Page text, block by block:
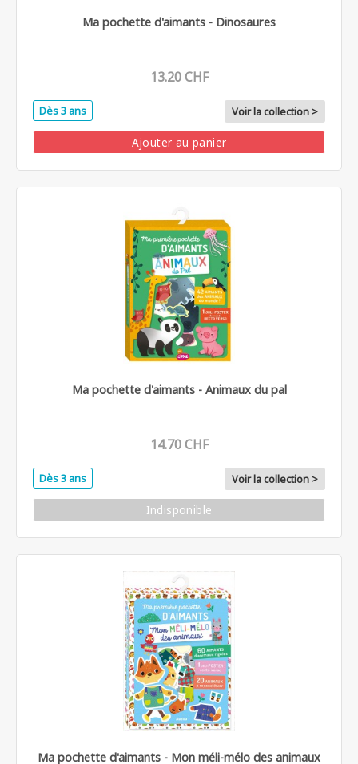
Ma pochette d'aimants - Dinosaures
13.20 CHF
Dès 3 ans Voir la collection >
Ajouter au panier
Ma pochette d'aimants - Animaux du pal
14.70 CHF
Dès 3 ans Voir la collection >
Indisponible
Ma pochette d'aimants - Mon méli-mélo des animaux